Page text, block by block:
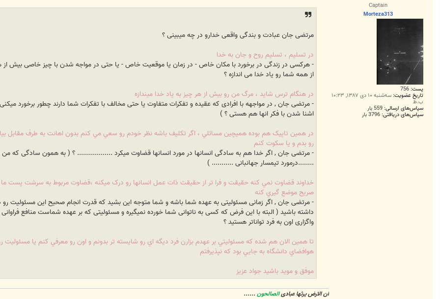
Captain
Morteza313
پست: 756
تاریخ عضویت: سه‌شنبه ۱۰ دی ۱۳۸۷, ۱۰:۲۳
ب.ظ
سپاس‌های ارسالی: 559 بار
سپاس‌های دریافتی: 3796 بار
مرتضی جان عبادت و بندگی واقعی خدارو در چه میبینی ؟
در تسليم ، تسليم روح و جان به خدا
- هرکسی در زندگی در برخورد با مکان خاص - در زمان یا موقعیت خاص - یا حتی در مواجه شدن با چیز خاصی بیش
از همه شما رو یاد خدا می اندازه ؟
در هنگام ترس شايد ، مرگ من رو بيش از هر چيز به ياد خدا ميندازه
- مرتضی جان , در مواجهه با افرادی که عقیده و تفکرات متفاوت یا حتی مخالف با تفکرات شما دارند چطور برخورد
اشنا شدن با فکر انها هم هستی ؟ )
در همين تاپيک هم بوده هميچين مسائلي ، اگر تکليف باشه نظر خودم رو سعي مي کنم بدون اهانت به طرف
رو بدم و يا سکوت کنم
- مرتضی جان , اگر خدا هم به سادگی انسانها در مورد انسانها قضاوت میکرد .................. ؟ ( به همون سادگی که
........درمورد تیمسار جهانبانی ........... )
خداوند قضاوت نمي کنه حقيقت و فرا تر از حقيقت ذات عمل انسانها رو درک ميکنه ،‌قضاوت مربوط به سرشت پست ما
صريح موضع گيري کنه
- مرتضی جان , اگر زمانی مسئولیتی به عهده شما باشه و شما متوجه این بشید که قدرت انجام صحیح این مسئولیت رو
داشته باشید ( البته با این فرض که کسی به ناتوانی شما خورده نمیگیره و مسئولیتی که بر عهده شماست منافع فراوانی
واگزاری اون به فرد تواناتر هستید ؟
تا همين الان هم شده که مسئوليتي بر عهدم بزارن فرد ديگه اي رو شايسته تر بدونم و اون رو معرفي کنم يا
هوافضاي دانشگاه به جايي بود که نپذيرفتم
موفق و مويد باشيد جواد عزيز
ان الارض یرثها عبادیالصالحون ......